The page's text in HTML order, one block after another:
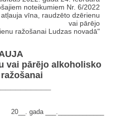
noteikumiem Nr. 6/2022
vīna, raudzēto dzērienu
vai pārējo
ražošanai Ludzas novadā"
vai pārējo alkoholisko
20__. gada ___._____________